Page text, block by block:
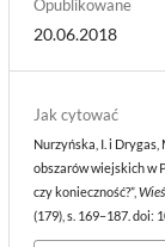
Opublikowane
20.06.2018
Jak cytować
Nurzyńska, I. i
obszarów wiejskich w
czy konieczność?”,
(179), s. 169–187. doi: